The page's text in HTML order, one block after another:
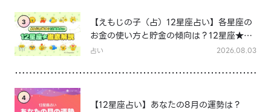
3
【えもじの子（占）12星座占い】各星座の
お金の使い方と貯金の傾向は？12星座★徹
底解説
占い 2026.08.03
4
【12星座占い】あなたの8月の運勢は？